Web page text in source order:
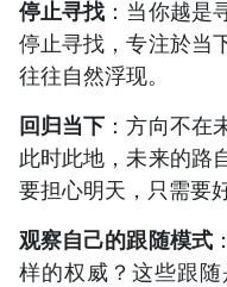
停止寻找 ：当你越是
停止寻找，专注於当
往往自然浮现。
回归当下 ：方向不在
此时此地，未来的路
要担心明天，只需要
观察自己的跟随模式
样的权威？这些跟